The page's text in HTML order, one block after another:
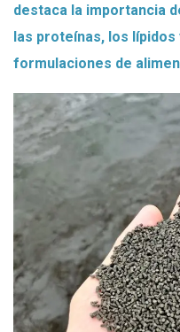
destaca la importancia
las proteínas, los
formulaciones de